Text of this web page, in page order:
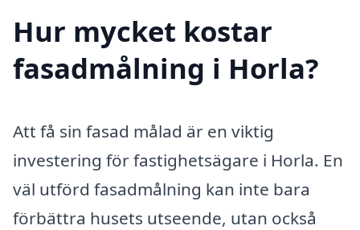
Hur mycket kostar
fasadmålning i Horla?
Att få sin fasad målad är en viktig
investering för fastighetsägare i Horla. En
väl utförd fasadmålning kan inte bara
förbättra husets utseende, utan också